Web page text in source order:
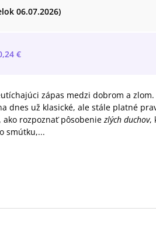
06.07.2026)
€
zápas medzi dobrom a
dnes už klasické, ale stále platné
ako rozpoznať pôsobeniezlých duchov,
smútku,...